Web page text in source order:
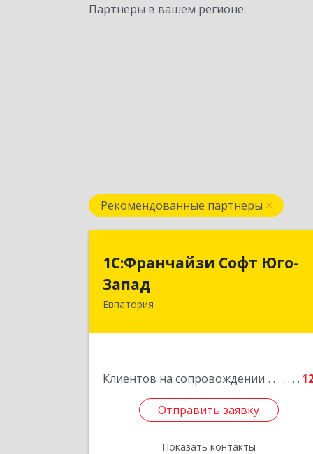
Партнеры в вашем регионе:
Рекомендованные партнеры
1С:Франчайзи Софт Юго-
Запад
Евпатория
Клиентов на сопровождении
Отправить заявку
Показать контакты
1С:Франчайзи Софт Юго-
Запад
297407, Крым Респ, Евпатория г,
Отправить заявку
Назад